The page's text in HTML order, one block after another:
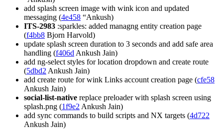
add splash screen image with wink icon and updated
messaging (4e458 “Ankush)
ITS-2983 :sparkles: added managng entity creation page
(f4bb8 Bjorn Harvold)
update splash screen duration to 3 seconds and add safe area
handling (f406d Ankush Jain)
add ng-select styles for location dropdown and create route
(5dbd2 Ankush Jain)
add create route for wink Links account creation page (cfe58
Ankush Jain)
social-list-native replace preloader with splash screen using
splash.png (1f9e2 Ankush Jain)
add sync commands to build scripts and NX targets (4d722
Ankush Jain)